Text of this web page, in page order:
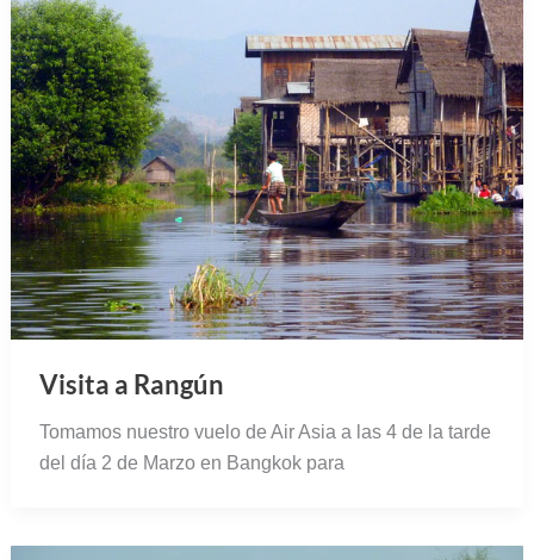
Visita a Rangún
Tomamos nuestro vuelo de Air Asia a las 4 de la tarde
del día 2 de Marzo en Bangkok para